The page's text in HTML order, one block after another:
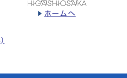
ホームへ